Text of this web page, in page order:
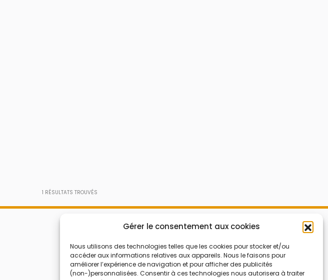
Gérer le consentement aux cookies
Nous utilisons des technologies telles que les cookies pour stocker et/ou
accéder aux informations relatives aux appareils. Nous le faisons pour
améliorer l’expérience de navigation et pour afficher des publicités
(non-)personnalisées. Consentir à ces technologies nous autorisera à traiter
1 RÉSULTATS TROUVÉS
Mes Bons
FAQ
Qui sommes nous
Contactez-nous
Bonnes affaires
Code réduction
Bons plans
Soldes